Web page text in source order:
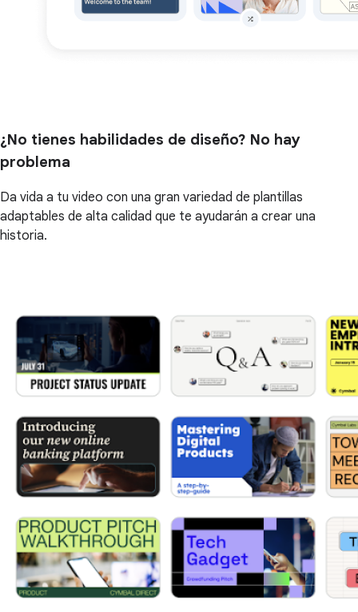
¿No tienes habilidades de diseño? No hay
problema
Da vida a tu video con una gran variedad de plantillas
adaptables de alta calidad que te ayudarán a crear una
historia.